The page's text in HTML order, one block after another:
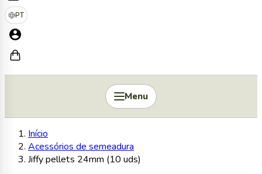
PT
Menu
Início
Acessórios de semeadura
Jiffy pellets 24mm (10 uds)